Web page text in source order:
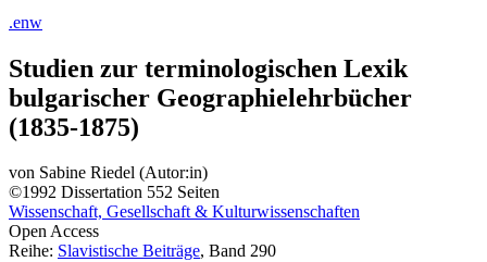
.enw
Studien zur terminologischen Lexik
bulgarischer Geographielehrbücher
(1835-1875)
von Sabine Riedel (Autor:in)
©1992 Dissertation 552 Seiten
Wissenschaft, Gesellschaft & Kulturwissenschaften
Open Access
Reihe: Slavistische Beiträge, Band 290